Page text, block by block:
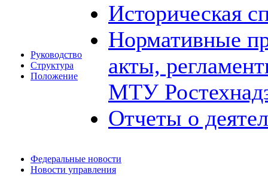
Руководство
Структура
Положение
Историческая
Нормативные
акты,
МТУ
Отчеты о
Федеральные новости
Новости управления